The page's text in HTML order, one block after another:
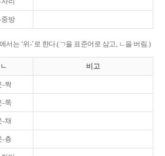
중방
서는 ‘위-’로 한다.(ㄱ을 표준어로 삼고, ㄴ을 버림.)
ㄴ 비고
-짝
-쪽
-채
-층